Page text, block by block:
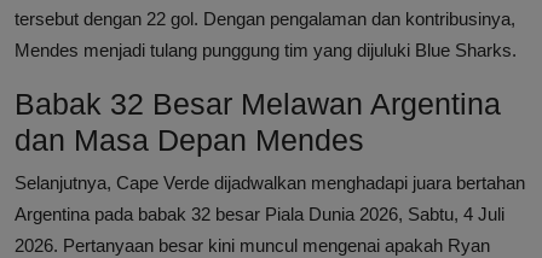
tersebut dengan 22 gol. Dengan pengalaman dan kontribusinya,
Mendes menjadi tulang punggung tim yang dijuluki Blue Sharks.
Babak 32 Besar Melawan Argentina
dan Masa Depan Mendes
Selanjutnya, Cape Verde dijadwalkan menghadapi juara bertahan
Argentina pada babak 32 besar Piala Dunia 2026, Sabtu, 4 Juli
2026. Pertanyaan besar kini muncul mengenai apakah Ryan